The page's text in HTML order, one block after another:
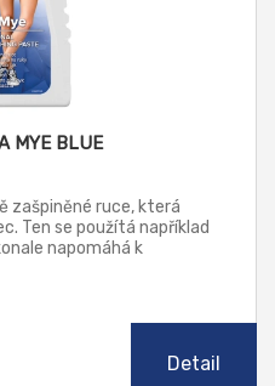
MYE BLUE
zašpiněné ruce, která
Ten se použítá například
napomáhá k
Detail